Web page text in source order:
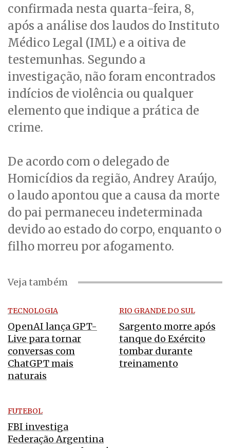
confirmada nesta quarta-feira, 8,
após a análise dos laudos do Instituto
Médico Legal (IML) e a oitiva de
testemunhas. Segundo a
investigação, não foram encontrados
indícios de violência ou qualquer
elemento que indique a prática de
crime.
De acordo com o delegado de
Homicídios da região, Andrey Araújo,
o laudo apontou que a causa da morte
do pai permaneceu indeterminada
devido ao estado do corpo, enquanto o
filho morreu por afogamento.
Veja também
TECNOLOGIA
OpenAI lança GPT-
Live para tornar
conversas com
ChatGPT mais
naturais
RIO GRANDE DO SUL
Sargento morre após
tanque do Exército
tombar durante
treinamento
FUTEBOL
FBI investiga
Federação Argentina